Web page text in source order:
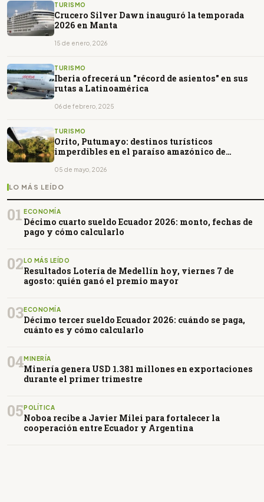
TURISMO
Crucero Silver Dawn inauguró la temporada
2026 en Manta
15 de enero, 2026
TURISMO
Iberia ofrecerá un "récord de asientos" en sus
rutas a Latinoamérica
06 de febrero, 2025
TURISMO
Orito, Putumayo: destinos turísticos
imperdibles en el paraíso amazónico de
05 de mayo, 2026
LO MÁS LEÍDO
01 ECONOMÍA
Décimo cuarto sueldo Ecuador 2026: monto, fechas de
pago y cómo calcularlo
02LO MÁS LEÍDO
Resultados Lotería de Medellín hoy, viernes 7 de
agosto: quién ganó el premio mayor
03ECONOMÍA
Décimo tercer sueldo Ecuador 2026: cuándo se paga,
cuánto es y cómo calcularlo
04MINERÍA
Minería genera USD 1.381 millones en exportaciones
durante el primer trimestre
05POLÍTICA
Noboa recibe a Javier Milei para fortalecer la
cooperación entre Ecuador y Argentina